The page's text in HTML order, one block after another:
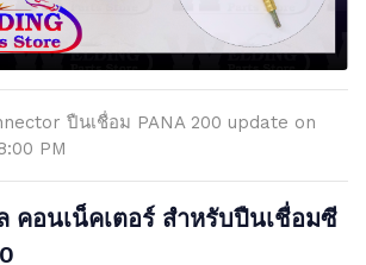
ปืนเชื่อม PANA 200 update on
PM
คอนเน็คเตอร์ สำหรับปืนเชื่อมซี